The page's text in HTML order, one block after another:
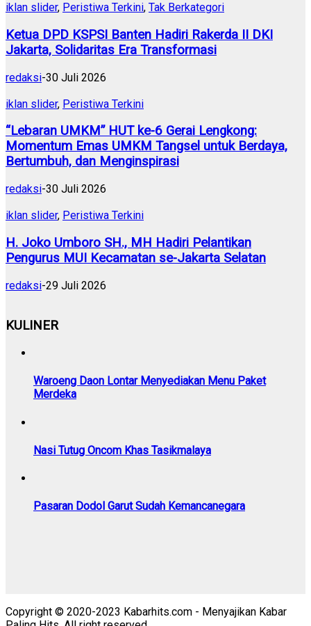
iklan slider, Peristiwa Terkini, Tak Berkategori
Ketua DPD KSPSI Banten Hadiri Rakerda II DKI
Jakarta, Solidaritas Era Transformasi
redaksi-30 Juli 2026
iklan slider, Peristiwa Terkini
“Lebaran UMKM” HUT ke-6 Gerai Lengkong:
Momentum Emas UMKM Tangsel untuk Berdaya,
Bertumbuh, dan Menginspirasi
redaksi-30 Juli 2026
iklan slider, Peristiwa Terkini
H. Joko Umboro SH., MH Hadiri Pelantikan
Pengurus MUI Kecamatan se-Jakarta Selatan
redaksi-29 Juli 2026
KULINER
Waroeng Daon Lontar Menyediakan Menu Paket
Merdeka
Nasi Tutug Oncom Khas Tasikmalaya
Pasaran Dodol Garut Sudah Kemancanegara
Copyright © 2020-2023 Kabarhits.com - Menyajikan Kabar